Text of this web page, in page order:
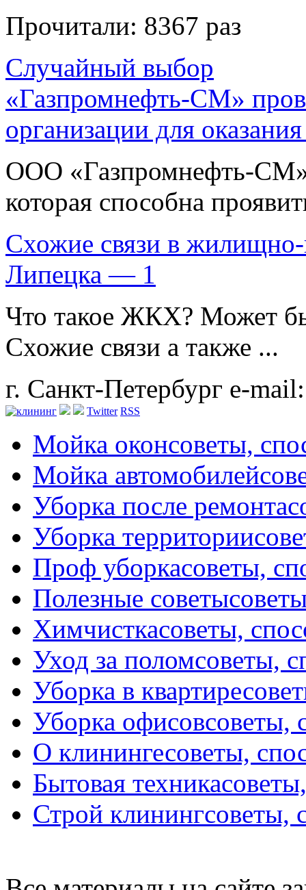
Прочитали: 8367 раз
Случайный выбор
«Газпромнефть-СМ»
организации для
ООО «Газпромнефть-
которая способна
Схожие связи в
Липецка — 1
Что такое ЖКХ? Может
Схожие связи а также ...
г. Санкт-Петербург e-
Twitter RSS
Мойка оконсоветы,
Мойка автомобилей
Уборка после ремонта
Уборка территории
Проф уборкасоветы,
Полезные советы
Химчисткасоветы,
Уход за поломсоветы,
Уборка в квартире
Уборка офисовсоветы,
О клинингесоветы,
Бытовая техника
Строй клинингсоветы,